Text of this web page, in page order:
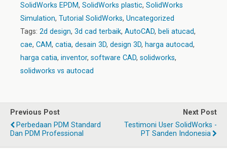
SolidWorks EPDM, SolidWorks plastic, SolidWorks
Simulation, Tutorial SolidWorks, Uncategorized
Tags: 2d design, 3d cad terbaik, AutoCAD, beli atucad,
cae, CAM, catia, desain 3D, design 3D, harga autocad,
harga catia, inventor, software CAD, solidworks,
solidworks vs autocad
Previous Post
Perbedaan PDM Standard
Dan PDM Professional
Next Post
Testimoni User SolidWorks -
PT Sanden Indonesia